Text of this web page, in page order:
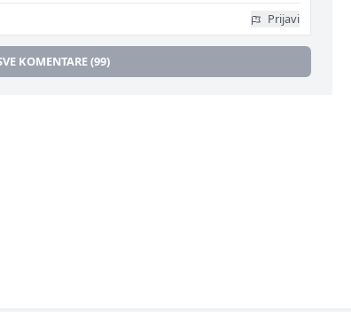
Prijavi
KOMENTARE (99)